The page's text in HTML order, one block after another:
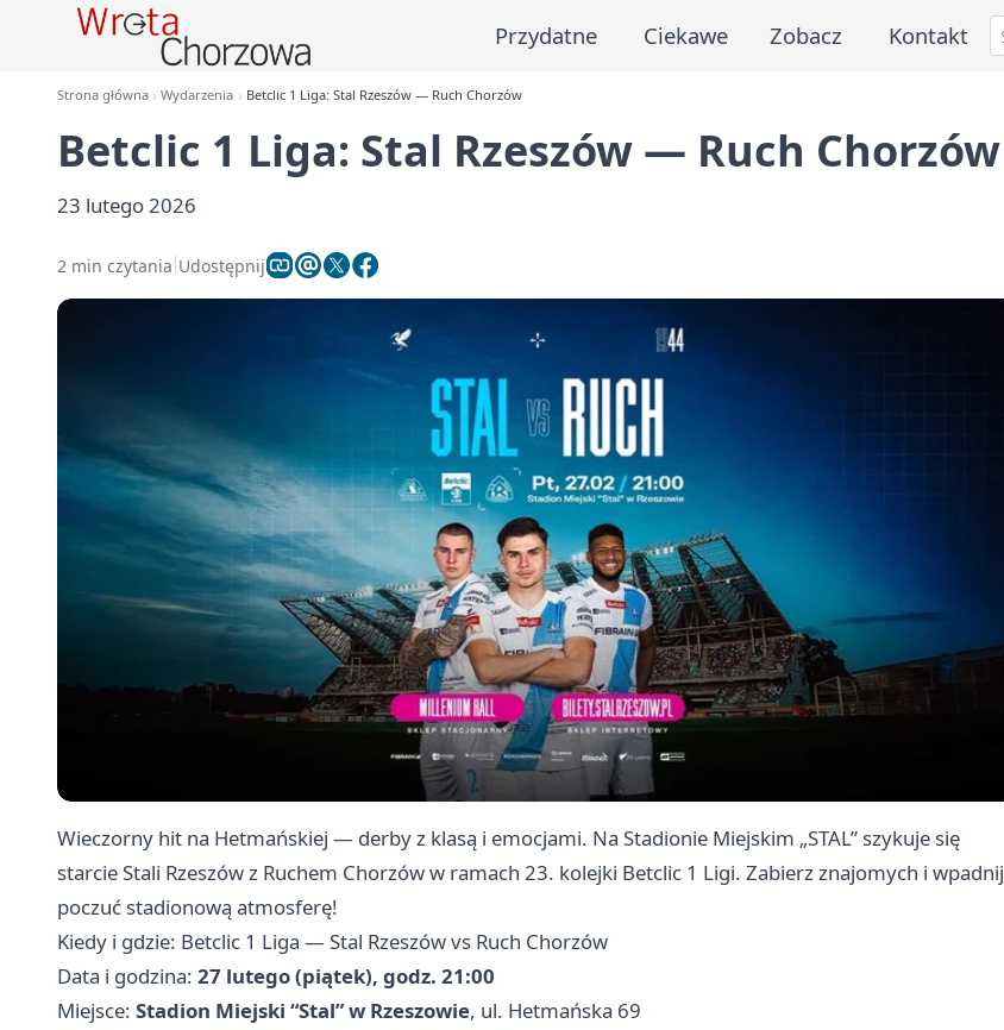
Przydatne Ciekawe Zobacz Kontakt
Strona główna Wydarzenia Betclic 1 Liga: Stal Rzeszów — Ruch Chorzów
Betclic 1 Liga: Stal Rzeszów — Ruch Chorzów
23 lutego 2026
2 min czytania Udostępnij
Wieczorny hit na Hetmańskiej — derby z klasą i emocjami. Na Stadionie Miejskim „STAL” szykuje się
starcie Stali Rzeszów z Ruchem Chorzów w ramach 23. kolejki Betclic 1 Ligi. Zabierz znajomych i wpadnij
poczuć stadionową atmosferę!
Kiedy i gdzie: Betclic 1 Liga — Stal Rzeszów vs Ruch Chorzów
Data i godzina: 27 lutego (piątek), godz. 21:00
Miejsce: Stadion Miejski “Stal” w Rzeszowie, ul. Hetmańska 69